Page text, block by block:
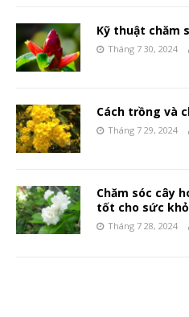
Kỹ thuật chăm
Tháng 7 30, 2024
Cách trồng và
Tháng 7 29, 2024
Chăm sóc cây
tốt cho sức
Tháng 7 28, 2024